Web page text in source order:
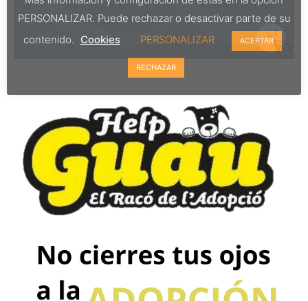
PERSONALIZAR. Puede rechazar o desactivar parte de su
contenido. Cookies PERSONALIZAR ACEPTAR
RECHAZAR